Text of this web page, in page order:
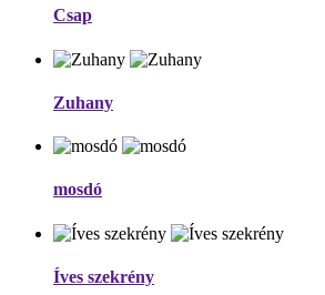
Csap
Zuhany
mosdó
Íves szekrény